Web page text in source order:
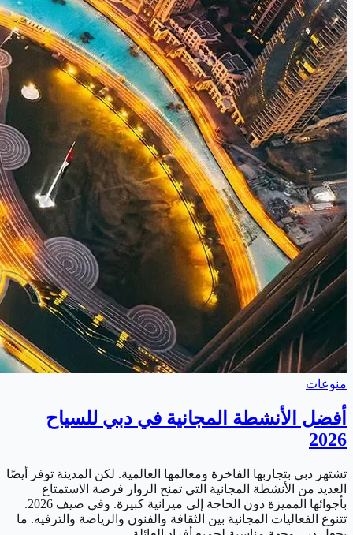
منوعات
أفضل الأنشطة المجانية في دبي للسياح
2026
تشتهر دبي بتجاربها الفاخرة ومعالمها العالمية. لكن المدينة توفر أيضًا
العديد من الأنشطة المجانية التي تمنح الزوار فرصة الاستمتاع
بأجوائها المميزة دون الحاجة إلى ميزانية كبيرة. وفي صيف 2026.
تتنوع الفعاليات المجانية بين الثقافة والفنون والرياضة والترفيه. ما